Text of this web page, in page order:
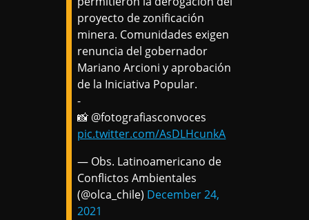
proyecto de zonificación
minera. Comunidades exigen
renuncia del gobernador
Mariano Arcioni y aprobación
de la Iniciativa Popular.
-
📸 @fotografiasconvoces
pic.twitter.com/AsDLHcunkA
— Obs. Latinoamericano de
Conflictos Ambientales
(@olca_chile) December 24,
2021